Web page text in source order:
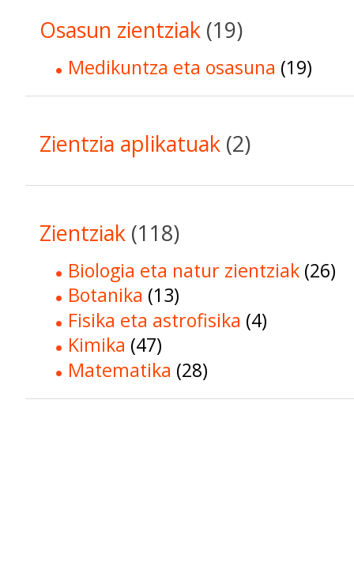
Osasun zientziak (19)
Medikuntza eta osasuna (19)
Zientzia aplikatuak (2)
Zientziak (118)
Biologia eta natur zientziak (26)
Botanika (13)
Fisika eta astrofisika (4)
Kimika (47)
Matematika (28)